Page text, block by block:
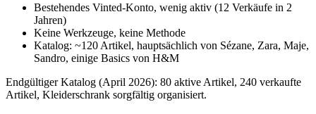
Bestehendes Vinted-Konto, wenig aktiv (12 Verkäufe in 2
Jahren)
Keine Werkzeuge, keine Methode
Katalog: ~120 Artikel, hauptsächlich von Sézane, Zara, Maje,
Sandro, einige Basics von H&M
Endgültiger Katalog (April 2026): 80 aktive Artikel, 240 verkaufte
Artikel, Kleiderschrank sorgfältig organisiert.